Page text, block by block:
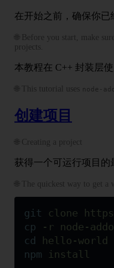
在开始之前，确保你已
🌐 Before you start, make
projects.
本教程在 C++ 封装层使
🌐 This tutorial uses node-
创建项目
🌐 Creating a project
获得一个可运行项目的
🌐 The quickest way to get
git clone
cp -r node-
cd
hello-world
npm install